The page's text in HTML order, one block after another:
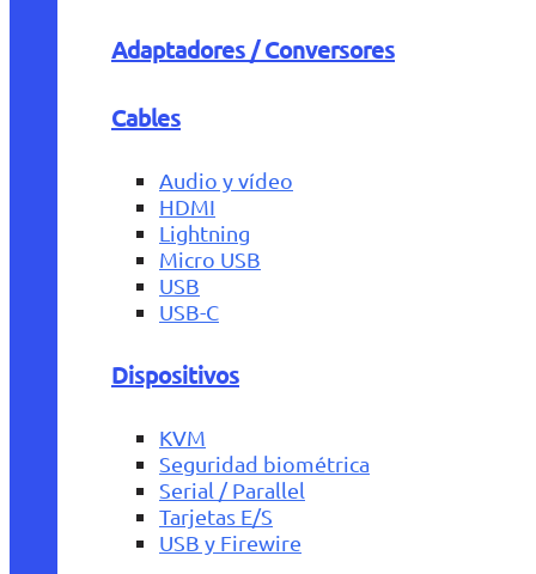
Adaptadores / Conversores
Cables
Audio y vídeo
HDMI
Lightning
Micro USB
USB
USB-C
Dispositivos
KVM
Seguridad biométrica
Serial / Parallel
Tarjetas E/S
USB y Firewire